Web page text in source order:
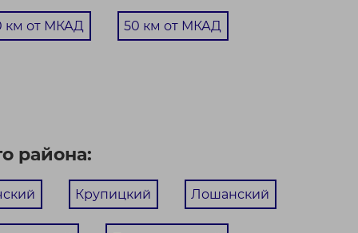
км от МКАД 50 км от МКАД
района:
Крупицкий Лошанский